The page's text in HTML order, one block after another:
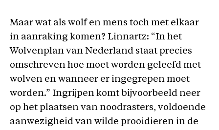
Maar wat als wolf en mens toch met elkaar
in aanraking komen? Linnartz: “In het
Wolvenplan van Nederland staat precies
omschreven hoe moet worden geleefd met
wolven en wanneer er ingegrepen moet
worden.” Ingrijpen komt bijvoorbeeld neer
op het plaatsen van noodrasters, voldoende
aanwezigheid van wilde prooidieren in de